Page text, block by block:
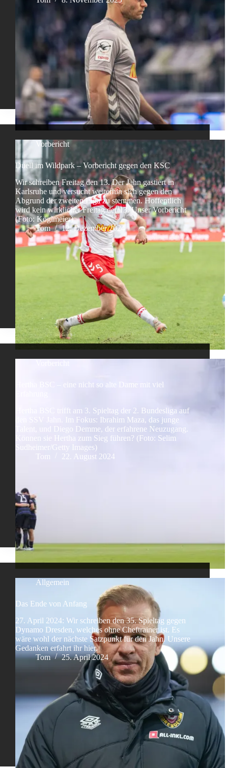
Vorbericht
Duell im Wildpark – Vorbericht gegen den KSC
Wir schreiben Freitag den 13. Der Jahn gastiert in
Karlsruhe und versucht weiterhin sich gegen den
Abgrund der zweiten Liga zu stemmen. Hoffentlich
wird kein wirklicher Freitag der 13. Unser Vorbericht
(Foto: Köglmeier)
Tom
12. Dezember 2024
Hertha BSC – eine nicht so alte Dame mit viel
Hertha BSC trifft am 3. Spieltag der 2. Bundesliga auf
den SSV Jahn. Im Fokus: Ibrahim Maza, das junge
Talent, und Diego Demme, der erfahrene Neuzugang.
Können sie Hertha zum Sieg führen? (Foto: Selim
Sudheimer/Getty Images)
Tom
22. August 2024
Allgemein
Das Ende von Anfang
27. April 2024: Wir schreiben den 35. Spieltag gegen
Dynamo Dresden, welches ohne Cheftrainer ist. Es
wäre wohl der nächste Satzpunkt für den Jahn. Unsere
Gedanken erfahrt ihr hier.
Tom
25. April 2024